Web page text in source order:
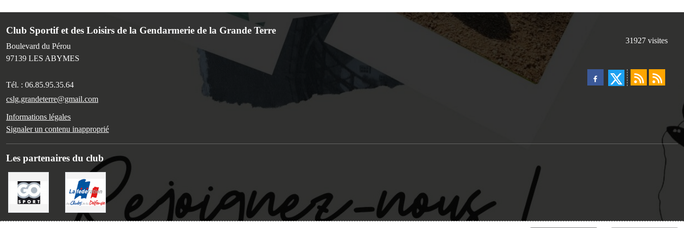
Club Sportif et des Loisirs de la Gendarmerie de la Grande Terre
Boulevard du Pérou
97139 LES ABYMES
Tél. : 06.85.95.35.64
cslg.grandeterre@gmail.com
Informations légales
Signaler un contenu inapproprié
31927 visites
Les partenaires du club